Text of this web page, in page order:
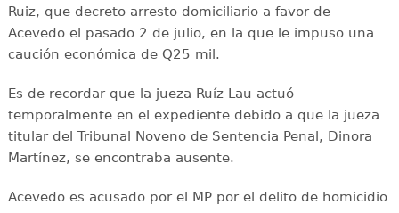
Ruiz, que decreto arresto domiciliario a favor de
Acevedo el pasado 2 de julio, en la que le impuso una
caución económica de Q25 mil.
Es de recordar que la jueza Ruíz Lau actuó
temporalmente en el expediente debido a que la jueza
titular del Tribunal Noveno de Sentencia Penal, Dinora
Martínez, se encontraba ausente.
Acevedo es acusado por el MP por el delito de homicidio